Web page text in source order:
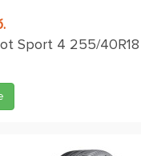
Sport 4 255/